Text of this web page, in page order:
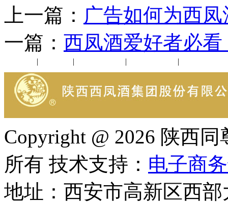
上一篇： 广告如何为西
一篇： 西凤酒爱好者必
| | | |
Copyright @ 2026 陕西
所有 技术支持： 电子商
地址：西安市高新区西